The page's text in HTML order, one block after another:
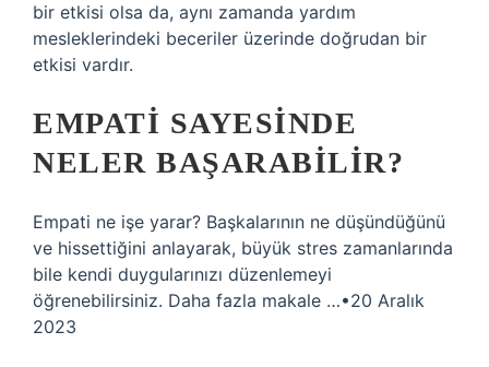
bir etkisi olsa da, aynı zamanda yardım
mesleklerindeki beceriler üzerinde doğrudan bir
etkisi vardır.
EMPATI SAYESINDE
NELER BAŞARABILIR?
Empati ne işe yarar? Başkalarının ne düşündüğünü
ve hissettiğini anlayarak, büyük stres zamanlarında
bile kendi duygularınızı düzenlemeyi
öğrenebilirsiniz. Daha fazla makale …•20 Aralık
2023